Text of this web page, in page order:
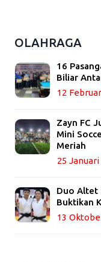
OLAHRAGA
16
Biliar
12
Zayn FC
Mini
Meriah
25 Januari
Duo Altet
Buktikan
13